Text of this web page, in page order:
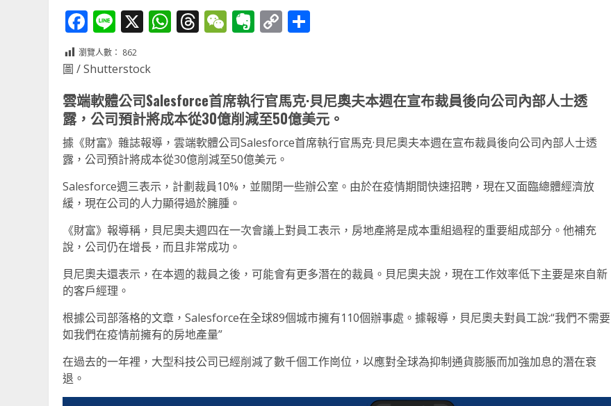
Facebook
Line
X WhatsApp
Threads
WeChat
Evernote
Copy
瀏覽人數： 862
圖 / Shutterstock
雲端軟體公司Salesforce首席執行官馬克·貝尼奧夫本週在宣布裁員後向公司內部人士透
露，公司預計將成本從30億削減至50億美元。
據《財富》雜誌報導，雲端軟體公司Salesforce首席執行官馬克·貝尼奧夫本週在宣布裁員後向公司內部人士透
露，公司預計將成本從30億削減至50億美元。
Salesforce週三表示，計劃裁員10%，並關閉一些辦公室。由於在疫情期間快速招聘，現在又面臨總體經濟放
緩，現在公司的人力顯得過於臃腫。
《財富》報導稱，貝尼奧夫週四在一次會議上對員工表示，房地產將是成本重組過程的重要組成部分。他補充
說，公司仍在增長，而且非常成功。
貝尼奧夫還表示，在本週的裁員之後，可能會有更多潛在的裁員。貝尼奧夫說，現在工作效率低下主要是來自新
的客戶經理。
根據公司部落格的文章，Salesforce在全球89個城市擁有110個辦事處。據報導，貝尼奧夫對員工說:“我們不需要
如我們在疫情前擁有的房地產量”
在過去的一年裡，大型科技公司已經削減了數千個工作崗位，以應對全球為抑制通貨膨脹而加強加息的潛在衰
退。